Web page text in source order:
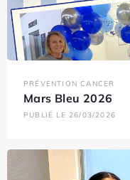
PRÉVENTION CANCER
Mars Bleu 2026
PUBLIÉ LE 26/03/2026